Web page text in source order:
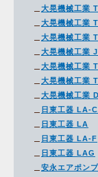
大晃機械工業
大晃機械工業
大晃機械工業
大晃機械工業
大晃機械工業
大晃機械工業
大晃機械工業
日東工器 LA-
日東工器 LA
日東工器 LA-F
日東工器 LAG
安永エアポン